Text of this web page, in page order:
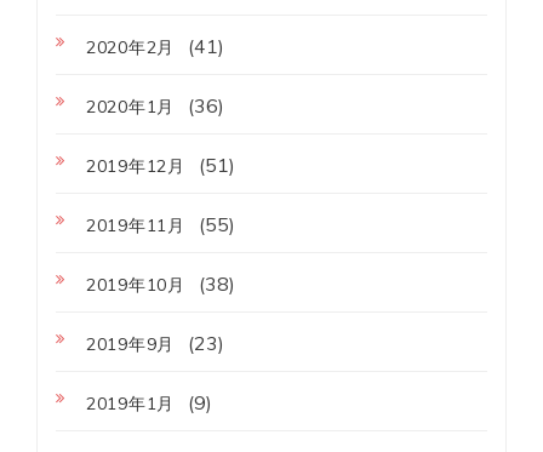
2020年2月 (41)
2020年1月 (36)
2019年12月 (51)
2019年11月 (55)
2019年10月 (38)
2019年9月 (23)
2019年1月 (9)